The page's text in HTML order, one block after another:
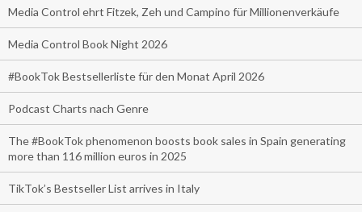
Media Control ehrt Fitzek, Zeh und Campino für Millionenverkäufe
Media Control Book Night 2026
#BookTok Bestsellerliste für den Monat April 2026
Podcast Charts nach Genre
The #BookTok phenomenon boosts book sales in Spain generating
more than 116 million euros in 2025
TikTok’s Bestseller List arrives in Italy